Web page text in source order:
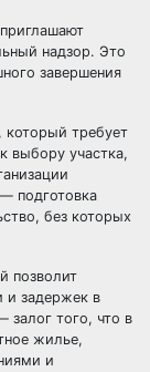
надзор. Это
завершения
требует
выбору участка,
подготовка
без которых
позволит
и задержек в
залог того, что в
жилье,
и